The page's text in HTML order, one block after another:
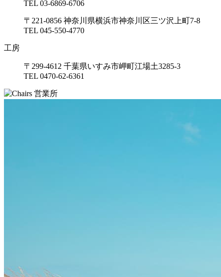
TEL 03-6869-6706
〒221-0856 神奈川県横浜市神奈川区三ツ沢上町7-8
TEL 045-550-4770
工房
〒299-4612 千葉県いすみ市岬町江場土3285-3
TEL 0470-62-6361